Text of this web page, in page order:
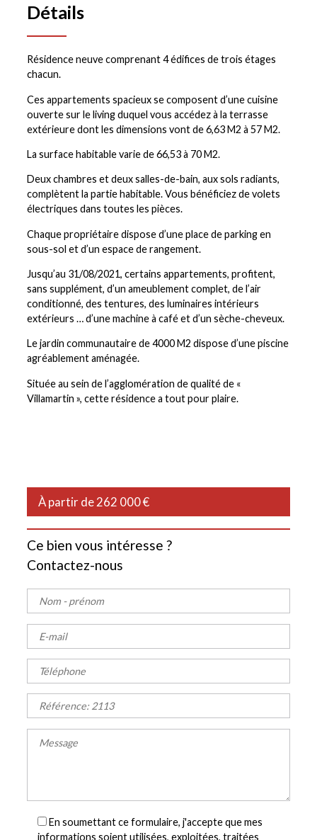
Détails
Résidence neuve comprenant 4 édifices de trois étages
chacun.
Ces appartements spacieux se composent d’une cuisine
ouverte sur le living duquel vous accédez à la terrasse
extérieure dont les dimensions vont de 6,63 M2 à 57 M2.
La surface habitable varie de 66,53 à 70 M2.
Deux chambres et deux salles-de-bain, aux sols radiants,
complètent la partie habitable. Vous bénéficiez de volets
électriques dans toutes les pièces.
Chaque propriétaire dispose d’une place de parking en
sous-sol et d’un espace de rangement.
Jusqu’au 31/08/2021, certains appartements, profitent,
sans supplément, d’un ameublement complet, de l’air
conditionné, des tentures, des luminaires intérieurs
extérieurs … d’une machine à café et d’un sèche-cheveux.
Le jardin communautaire de 4000 M2 dispose d’une piscine
agréablement aménagée.
Située au sein de l’agglomération de qualité de «
Villamartin », cette résidence a tout pour plaire.
À partir de 262 000 €
Ce bien vous intéresse ?
Contactez-nous
En soumettant ce formulaire, j'accepte que mes
informations soient utilisées, exploitées, traitées